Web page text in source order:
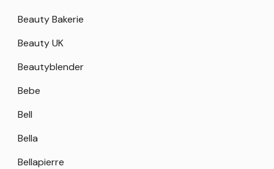
Beauty Bakerie
Beauty UK
Beautyblender
Bebe
Bell
Bella
Bellapierre